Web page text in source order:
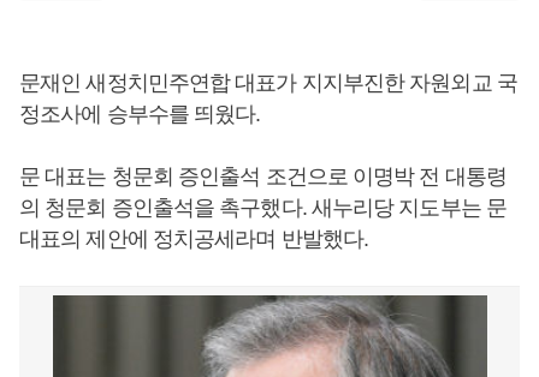
문재인 새정치민주연합 대표가 지지부진한 자원외교 국
정조사에 승부수를 띄웠다.
문 대표는 청문회 증인출석 조건으로 이명박 전 대통령
의 청문회 증인출석을 촉구했다. 새누리당 지도부는 문
대표의 제안에 정치공세라며 반발했다.